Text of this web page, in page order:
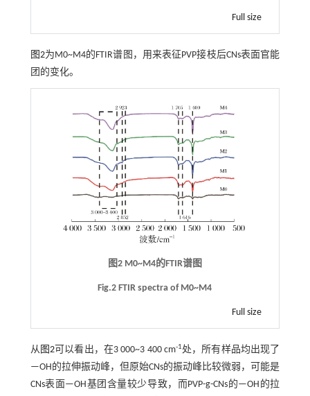
Full size
图2为M0~M4的FTIR谱图，用来表征PVP接枝后CNs表面官能
团的变化。
图2 M0~M4的FTIR谱图
Fig.2 FTIR spectra of M0~M4
Full size
从图2可以看出，在3 000~3 400 cm-1处，所有样品均出现了
—OH的拉伸振动峰，但原始CNs的振动峰比较微弱，可能是
CNs表面—OH基团含量较少导致，而PVP-g-CNs的—OH的拉